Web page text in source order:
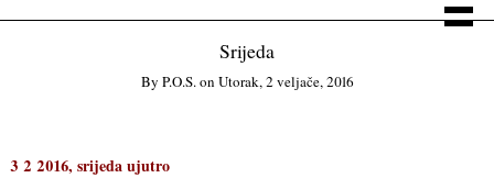
Srijeda
By P.o.s.on Utorak, 2 veljače, 2016
3 2 2016, srijeda ujutro